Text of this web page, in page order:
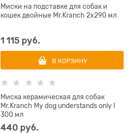
Миски на подставке для собак и
кошек двойные Mr.Kranch 2х290 мл
1 115 руб.
В КОРЗИНУ
Миска керамическая для собак
Mr.Kranch My dog understands only I
300 мл
440 руб.